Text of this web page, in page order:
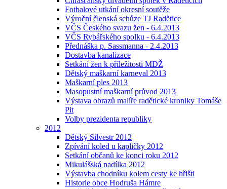
Fotbalové utkání okresní soutěže
Výroční členská schůze TJ Radětice
VČS Českého svazu žen - 6.4.2013
VČS Rybářského spolku - 6.4.2013
Přednáška p. Sassmanna - 2.4.2013
Dostavba kanalizace
Setkání žen k příležitosti MDŽ
Dětský maškarní karneval 2013
Maškarní ples 2013
Masopustní maškarní průvod 2013
Výstava obrazů malíře radětické kroniky Tomáše
Pit
Volby prezidenta republiky
2012
Dětský Silvestr 2012
Zpívání koled u kapličky 2012
Setkání občanů ke konci roku 2012
Mikulášská nadílka 2012
Výstavba chodníku kolem cesty ke hřišti
Historie obce Hodruša Hámre